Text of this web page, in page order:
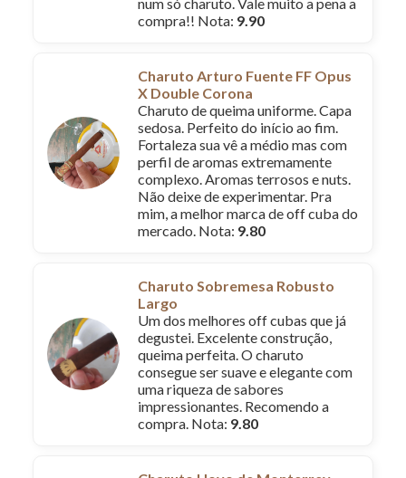
compra!! Nota: 9.90
Charuto Arturo Fuente FF Opus
X Double Corona
Charuto de queima uniforme. Capa
sedosa. Perfeito do início ao fim.
Fortaleza sua vê a médio mas com
perfil de aromas extremamente
complexo. Aromas terrosos e nuts.
Não deixe de experimentar. Pra
mim, a melhor marca de off cuba do
mercado. Nota: 9.80
Charuto Sobremesa Robusto
Largo
Um dos melhores off cubas que já
degustei. Excelente construção,
queima perfeita. O charuto
consegue ser suave e elegante com
uma riqueza de sabores
impressionantes. Recomendo a
compra. Nota: 9.80